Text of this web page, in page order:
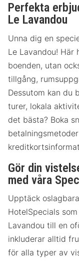
Perfekta
Le Lavandou
Unna dig en
Le Lavandou!
boenden, utan
tillgång,
Dessutom kan du
turer, lokala
det bästa? Boka
Gör din
med våra
Upptäck
HotelSpecials
Lavandou till en
inkluderar alltid
för alla typer av